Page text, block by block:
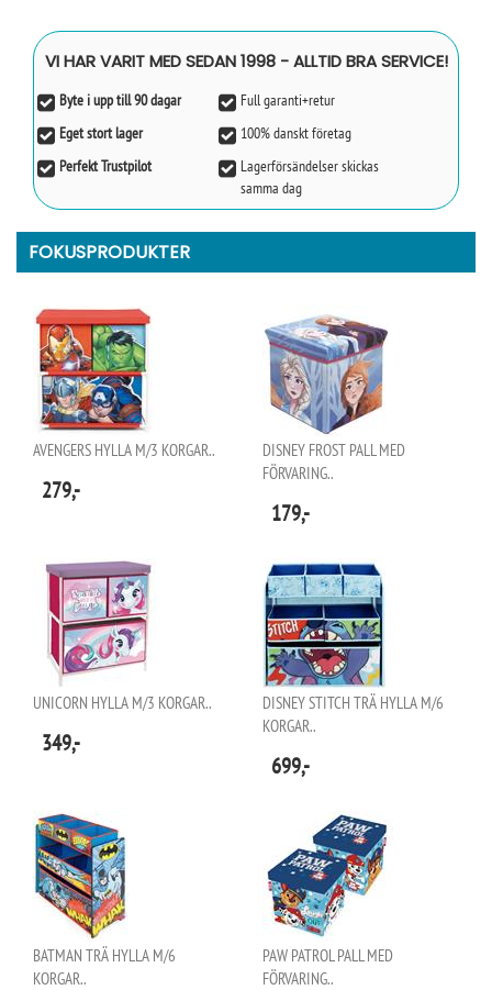
VI HAR VARIT MED SEDAN 1998 - ALLTID BRA SERVICE!
Byte i upp till 90 dagar
Full garanti+retur
Eget stort lager
100% danskt företag
Perfekt Trustpilot
Lagerförsändelser skickas
samma dag
FOKUSPRODUKTER
AVENGERS HYLLA M/3 KORGAR..
279,-
DISNEY FROST PALL MED
FÖRVARING..
179,-
UNICORN HYLLA M/3 KORGAR..
349,-
DISNEY STITCH TRÄ HYLLA M/6
KORGAR..
699,-
BATMAN TRÄ HYLLA M/6
KORGAR..
PAW PATROL PALL MED
FÖRVARING..